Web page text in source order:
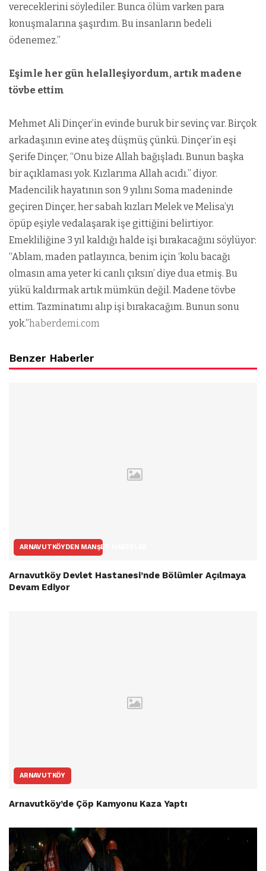
vereceklerini söylediler. Bunca ölüm varken para
konuşmalarına şaşırdım. Bu insanların bedeli
ödenemez.”
Eşimle her gün helalleşiyordum, artık madene
tövbe ettim
Mehmet Ali Dinçer’in evinde buruk bir sevinç var. Birçok
arkadaşının evine ateş düşmüş çünkü. Dinçer’in eşi
Şerife Dinçer, “Onu bize Allah bağışladı. Bunun başka
bir açıklaması yok. Kızlarıma Allah acıdı.” diyor.
Madencilik hayatının son 9 yılını Soma madeninde
geçiren Dinçer, her sabah kızları Melek ve Melisa’yı
öpüp eşiyle vedalaşarak işe gittiğini belirtiyor.
Emekliliğine 3 yıl kaldığı halde işi bırakacağını söylüyor:
“Ablam, maden patlayınca, benim için ‘kolu bacağı
olmasın ama yeter ki canlı çıksın’ diye dua etmiş. Bu
yükü kaldırmak artık mümkün değil. Madene tövbe
ettim. Tazminatımı alıp işi bırakacağım. Bunun sonu
yok.”haberdemi.com
Benzer Haberler
ARNAVUTKÖYDEN MANŞET HABERLER
Arnavutköy Devlet Hastanesi’nde Bölümler Açılmaya
Devam Ediyor
ARNAVUTKÖY
Arnavutköy’de Çöp Kamyonu Kaza Yaptı